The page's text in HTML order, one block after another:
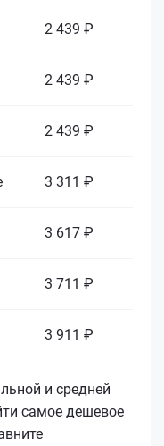
2 439 ₽
2 439 ₽
2 439 ₽
3 311 ₽
3 617 ₽
3 711 ₽
3 911 ₽
и средней
самое дешевое